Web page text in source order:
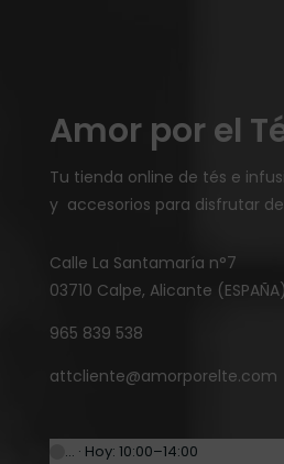
Amor por el
Tu tienda online de tés e
y accesorios para disfrutar
Calle La Santamaría n°7
03710 Calpe, Alicante (ESPAÑA)
965 839 538
attcliente@amorporelte.com
… · Hoy: 10:00–14:00